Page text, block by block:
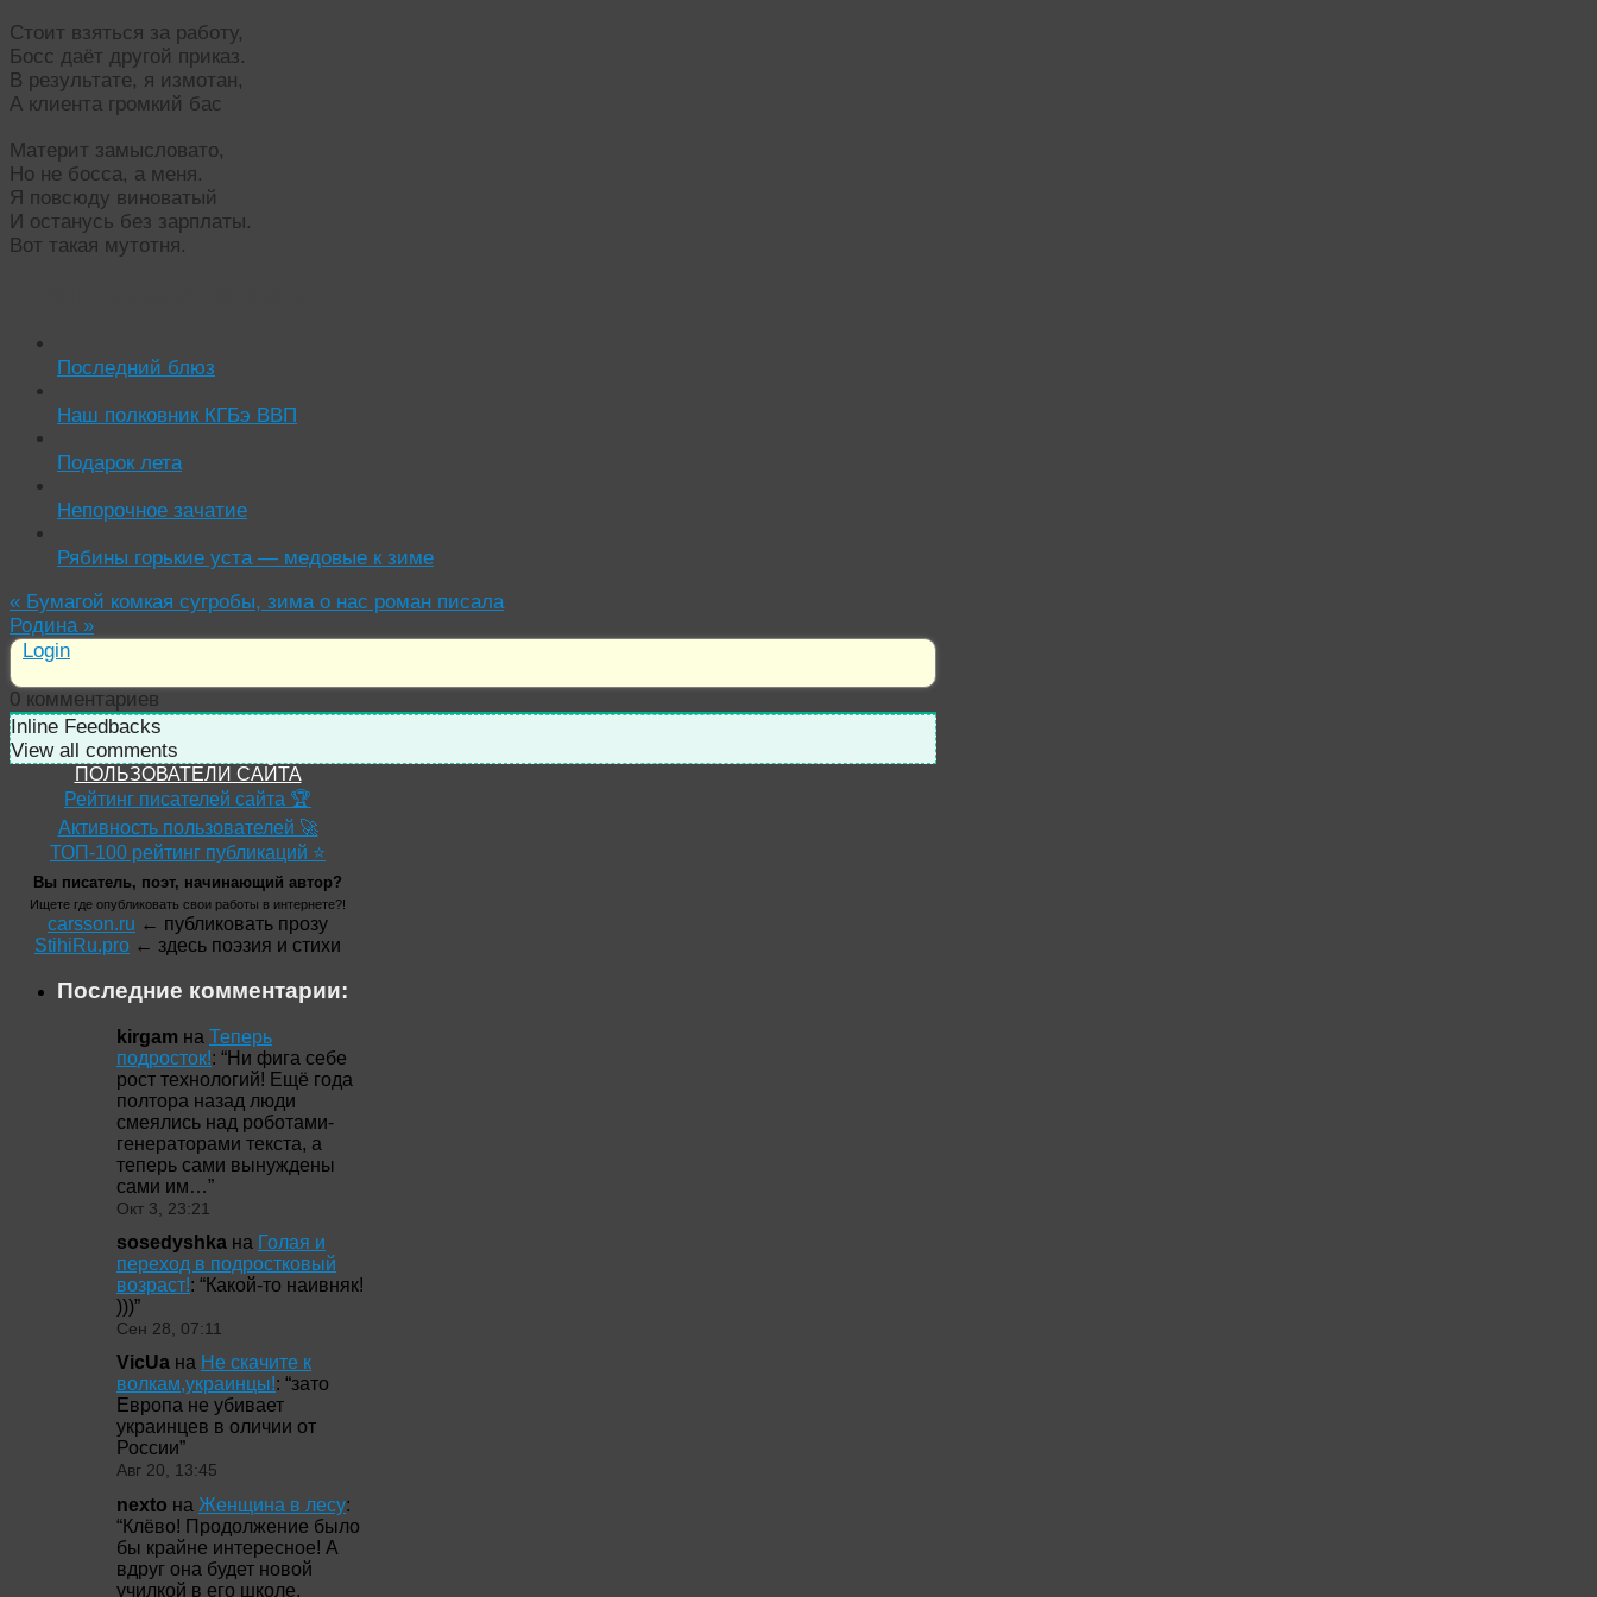
Стоит взяться за работу,
Босс даёт другой приказ.
В результате, я измотан,
А клиента громкий бас
Материт замысловато,
Но не босса, а меня.
Я повсюду виноватый
И останусь без зарплаты.
Вот такая мутотня.
Последний блюз
Наш полковник КГБэ ВВП
Подарок лета
Непорочное зачатие
Рябины горькие уста — медовые к зиме
« Бумагой комкая сугробы, зима о нас роман писала
Родина »
Login
0 комментариев
Inline Feedbacks
View all comments
ПОЛЬЗОВАТЕЛИ САЙТА
Рейтинг писателей сайта 🏆
Активность пользователей 🚀
ТОП-100 рейтинг публикаций ⭐
Вы писатель, поэт, начинающий автор?
Ищете где опубликовать свои работы в интернете?!
carsson.ru ← публиковать прозу
StihiRu.pro ← здесь поэзия и стихи
Последние комментарии:
kirgam на Теперь
подросток!: “Ни фига себе
рост технологий! Ещё года
полтора назад люди
смеялись над роботами-
генераторами текста, а
теперь сами вынуждены
сами им…”
Окт 3, 23:21
sosedyshka на Голая и
переход в подростковый
возраст!: “Какой-то наивняк!
)))”
Сен 28, 07:11
VicUa на Не скачите к
волкам,украинцы!: “зато
Европа не убивает
украинцев в оличии от
России”
Авг 20, 13:45
nexto на Женщина в лесу:
“Клёво! Продолжение было
бы крайне интересное! А
вдруг она будет новой
училкой в его школе,